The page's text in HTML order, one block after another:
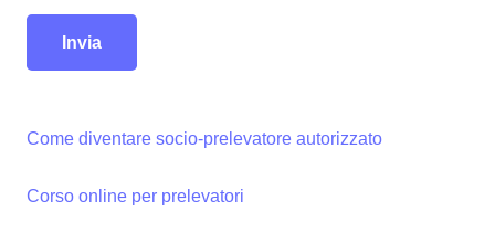
Come diventare socio-prelevatore autorizzato
Corso online per prelevatori